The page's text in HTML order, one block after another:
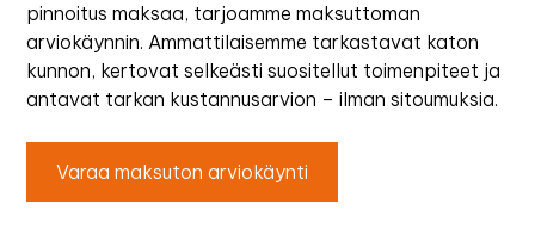
pinnoitus maksaa, tarjoamme maksuttoman
arviokäynnin. Ammattilaisemme tarkastavat katon
kunnon, kertovat selkeästi suositellut toimenpiteet ja
antavat tarkan kustannusarvion – ilman sitoumuksia.
Varaa maksuton arviokäynti